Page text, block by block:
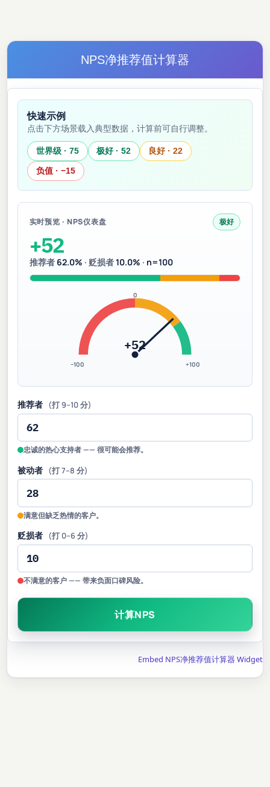
NPS净推荐值计算器
快速示例
点击下方场景载入典型数据，计算前可自行调整。
世界级 · 75 极好 · 52 良好 · 22
负值 · −15
实时预览 · NPS仪表盘 极好
+52
推荐者 62.0% · 贬损者10.0% · n=100
−100
0
+100
+52
推荐者 (打 9–10 分)
忠诚的热心支持者 —— 很可能会推荐。
被动者 (打 7–8 分)
满意但缺乏热情的客户。
贬损者 (打 0–6 分)
不满意的客户 —— 带来负面口碑风险。
计算NPS
Embed NPS净推荐值计算器 Widget